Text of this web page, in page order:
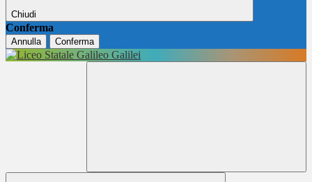
Chiudi
Conferma
Annulla Conferma